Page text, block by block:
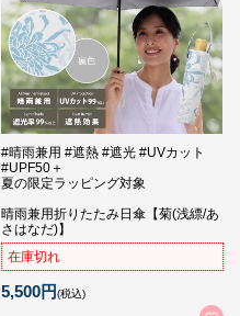
#晴雨兼用 #遮熱 #遮光 #UVカット
#UPF50＋
夏の限定ラッピング対象
晴雨兼用折りたたみ日傘【菊(浅縹/あ
さはなだ)】
在庫切れ
5,500円(税込)